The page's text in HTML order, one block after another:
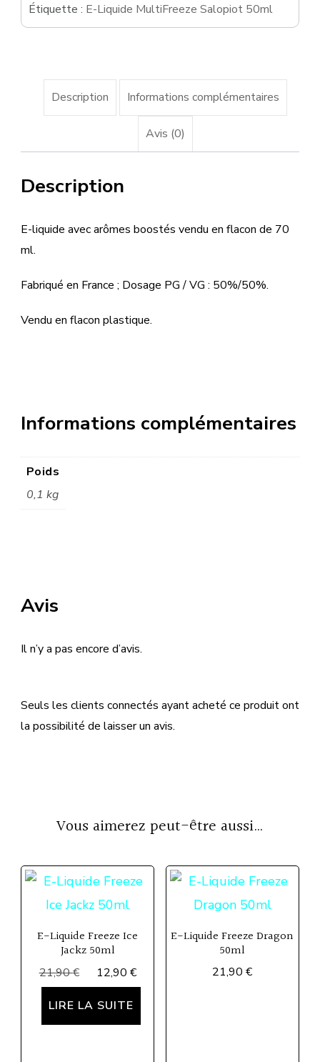
Étiquette : E-Liquide MultiFreeze Salopiot 50ml
Description Informations complémentaires
Avis (0)
Description
E-liquide avec arômes boostés vendu en flacon de 70
ml.
Fabriqué en France ; Dosage PG / VG : 50%/50%.
Vendu en flacon plastique.
Informations complémentaires
Poids
0,1 kg
Avis
Il n’y a pas encore d’avis.
Seuls les clients connectés ayant acheté ce produit ont
la possibilité de laisser un avis.
Vous aimerez peut-être aussi…
E-Liquide Freeze Ice
Jackz 50ml
21,90€
Le
prix
initial
était :
12,90 €
LIRE LA SUITE
E-Liquide Freeze Dragon
50ml
21,90€